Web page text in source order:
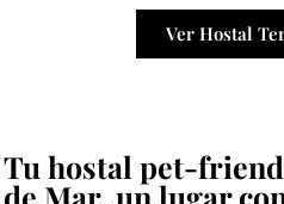
Ver Hostal
Tu hostal pet-
de Mar, un lugar